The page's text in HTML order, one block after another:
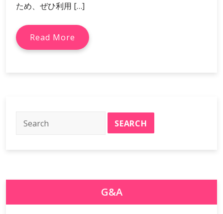
ため、ぜひ利用 […]
Read More
G&A